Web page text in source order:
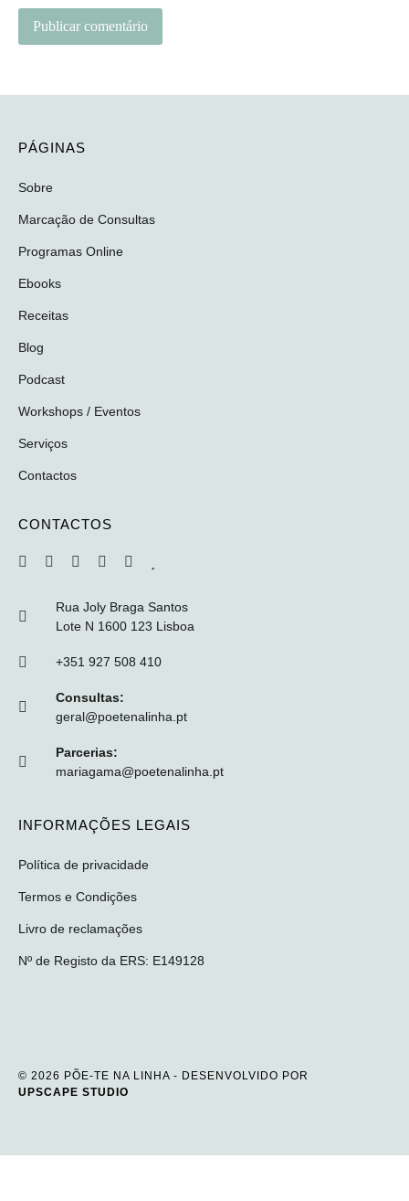
PÁGINAS
Sobre
Marcação de Consultas
Programas Online
Ebooks
Receitas
Blog
Podcast
Workshops / Eventos
Serviços
Contactos
CONTACTOS
Rua Joly Braga Santos
Lote N 1600 123 Lisboa
+351 927 508 410
Consultas:
geral@poetenalinha.pt
Parcerias:
mariagama@poetenalinha.pt
INFORMAÇÕES LEGAIS
Política de privacidade
Termos e Condições
Livro de reclamações
Nº de Registo da ERS: E149128
© 2026 PÕE-TE NA LINHA - DESENVOLVIDO POR
UPSCAPE STUDIO